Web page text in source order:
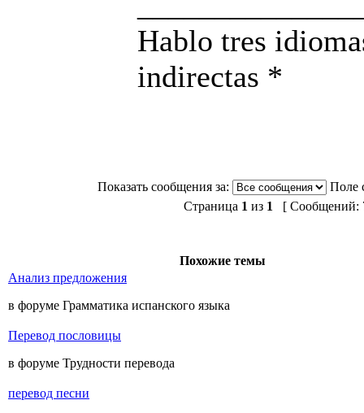
Hablo tres
indirectas *
Показать сообщения за:
Поле
Страница 1 из 1 [ Сообщений:
Похожие темы
Анализ предложения
в форуме Грамматика испанского языка
Перевод пословицы
в форуме Трудности перевода
перевод песни